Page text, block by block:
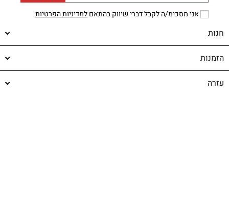
אני מסכימ/ה לקבל דברי שיווק בהתאםלמדיניות הפרטיות
חנות
הזמנות
עזרה